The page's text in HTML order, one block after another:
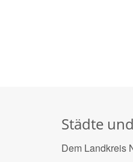
Städte
Dem Landkreis